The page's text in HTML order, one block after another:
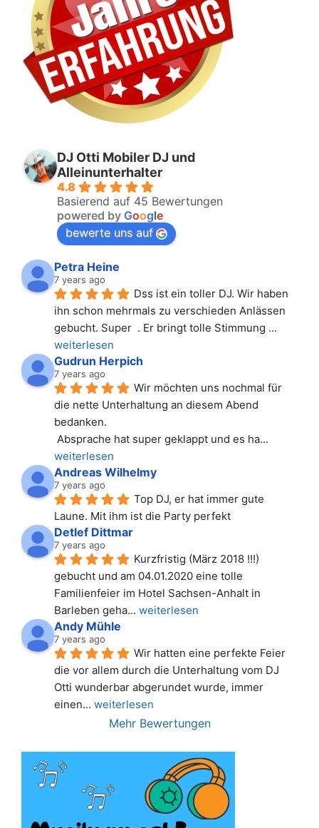
DJ Otti Mobiler DJ und
Alleinunterhalter
4.8
Basierend auf 45 Bewertungen
powered by Google
bewerte uns auf
Petra Heine
7 years ago
Dss ist ein toller DJ. Wir haben
ihn schon mehrmals zu verschieden Anlässen
gebucht. Super  . Er bringt tolle Stimmung
weiterlesen
Gudrun Herpich
7 years ago
Wir möchten uns nochmal für
die nette Unterhaltung an diesem Abend
bedanken.
Absprache hat super geklappt und es ha
weiterlesen
Andreas Wilhelmy
7 years ago
Top DJ, er hat immer gute
Laune. Mit ihm ist die Party perfekt
Detlef Dittmar
7 years ago
Kurzfristig (März 2018 !!!)
gebucht und am 04.01.2020 eine tolle
Familienfeier im Hotel Sachsen-Anhalt in
Barleben geha... weiterlesen
Andy Mühle
7 years ago
Wir hatten eine perfekte Feier
die vor allem durch die Unterhaltung vom DJ
Otti wunderbar abgerundet wurde, immer
einen... weiterlesen
Mehr Bewertungen